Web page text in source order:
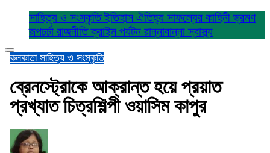
সাহিত্য ও সংস্কৃতিইতিহাস ঐতিহ্য সাফল্যের কাহিনীভ্রমণ
রূপচর্চা রাজনীতিক্রাইম পর্যটন রান্নাবান্নাস্বাস্থ্য
কলকাতা সাহিত্য ও সংস্কৃতি
ব্রেনস্ট্রোকে আক্রান্ত হয়ে প্রয়াত
প্রখ্যাত চিত্রশিল্পী ওয়াসিম কাপুর